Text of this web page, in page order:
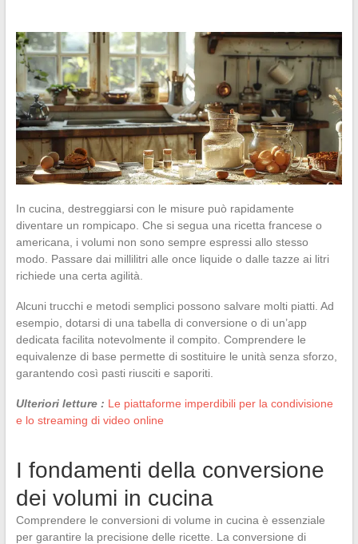
In cucina, destreggiarsi con le misure può rapidamente
diventare un rompicapo. Che si segua una ricetta francese o
americana, i volumi non sono sempre espressi allo stesso
modo. Passare dai millilitri alle once liquide o dalle tazze ai litri
richiede una certa agilità.
Alcuni trucchi e metodi semplici possono salvare molti piatti. Ad
esempio, dotarsi di una tabella di conversione o di un’app
dedicata facilita notevolmente il compito. Comprendere le
equivalenze di base permette di sostituire le unità senza sforzo,
garantendo così pasti riusciti e saporiti.
Ulteriori letture : Le piattaforme imperdibili per la condivisione
e lo streaming di video online
I fondamenti della conversione
dei volumi in cucina
Comprendere le conversioni di volume in cucina è essenziale
per garantire la precisione delle ricette. La conversione di